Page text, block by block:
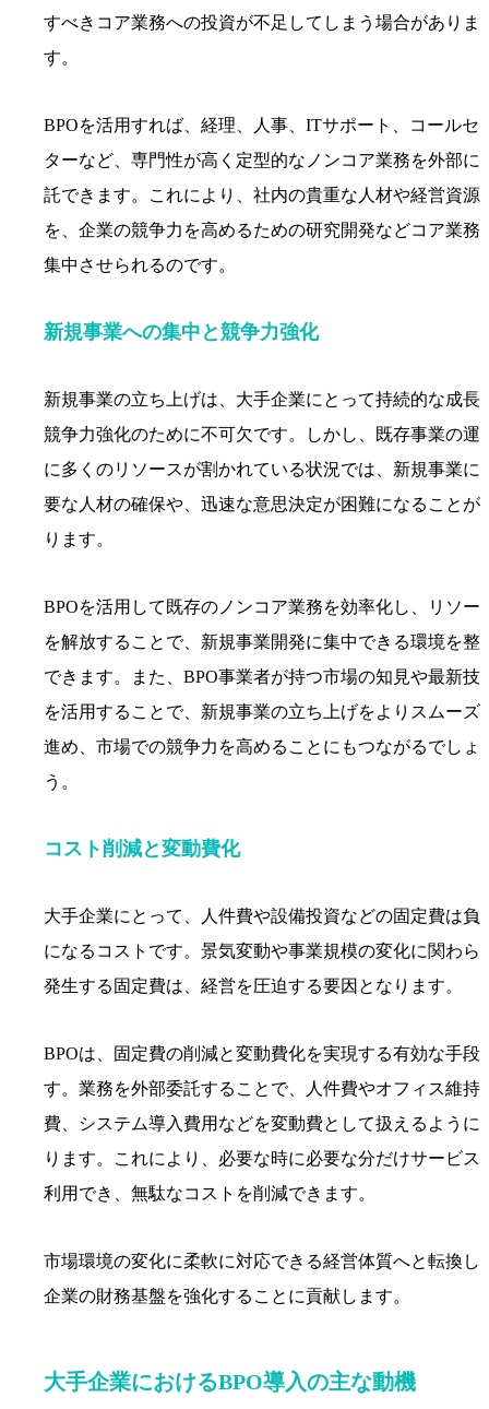
すべきコア業務への投資が不足してしまう場合がありま
す。
BPOを活用すれば、経理、人事、ITサポート、コールセ
ターなど、専門性が高く定型的なノンコア業務を外部に
託できます。これにより、社内の貴重な人材や経営資源
を、企業の競争力を高めるための研究開発などコア業務
集中させられるのです。
新規事業への集中と競争力強化
新規事業の立ち上げは、大手企業にとって持続的な成長
競争力強化のために不可欠です。しかし、既存事業の運
に多くのリソースが割かれている状況では、新規事業に
要な人材の確保や、迅速な意思決定が困難になることが
ります。
BPOを活用して既存のノンコア業務を効率化し、リソー
を解放することで、新規事業開発に集中できる環境を整
できます。また、BPO事業者が持つ市場の知見や最新技
を活用することで、新規事業の立ち上げをよりスムーズ
進め、市場での競争力を高めることにもつながるでしょ
う。
コスト削減と変動費化
大手企業にとって、人件費や設備投資などの固定費は負
になるコストです。景気変動や事業規模の変化に関わら
発生する固定費は、経営を圧迫する要因となります。
BPOは、固定費の削減と変動費化を実現する有効な手段
す。業務を外部委託することで、人件費やオフィス維持
費、システム導入費用などを変動費として扱えるように
ります。これにより、必要な時に必要な分だけサービス
利用でき、無駄なコストを削減できます。
市場環境の変化に柔軟に対応できる経営体質へと転換し
企業の財務基盤を強化することに貢献します。
大手企業におけるBPO導入の主な動機